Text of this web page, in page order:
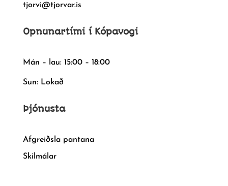
tjorvi@tjorvar.is
Opnunartími í Kópavogi
Mán – lau: 15:00 – 18:00
Sun: Lokað
Þjónusta
Afgreiðsla pantana
Skilmálar